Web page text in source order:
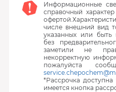
Информационные
справочный
числе внешний вид
указанных или быть
без
заметили не
некорректную
пожалуйста
*Рассрочка доступна
имеется кнопка